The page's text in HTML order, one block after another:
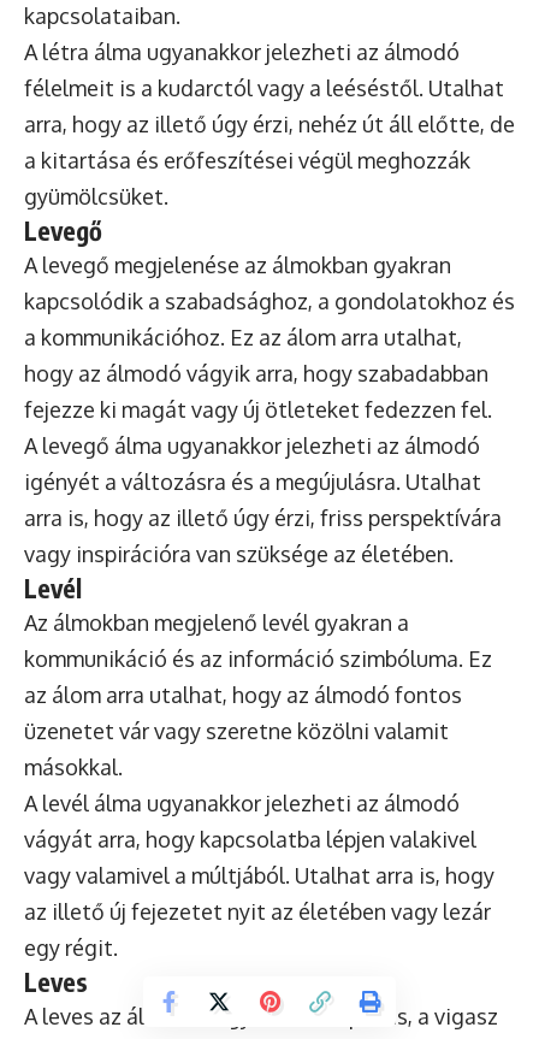
kapcsolataiban.
A létra álma ugyanakkor jelezheti az álmodó
félelmeit is a kudarctól vagy a leéséstől. Utalhat
arra, hogy az illető úgy érzi, nehéz út áll előtte, de
a kitartása és erőfeszítései végül meghozzák
gyümölcsüket.
Levegő
A levegő megjelenése az álmokban gyakran
kapcsolódik a szabadsághoz, a gondolatokhoz és
a kommunikációhoz. Ez az álom arra utalhat,
hogy az álmodó vágyik arra, hogy szabadabban
fejezze ki magát vagy új ötleteket fedezzen fel.
A levegő álma ugyanakkor jelezheti az álmodó
igényét a változásra és a megújulásra. Utalhat
arra is, hogy az illető úgy érzi, friss perspektívára
vagy inspirációra van szüksége az életében.
Levél
Az álmokban megjelenő levél gyakran a
kommunikáció és az információ szimbóluma. Ez
az álom arra utalhat, hogy az álmodó fontos
üzenetet vár vagy szeretne közölni valamit
másokkal.
A levél álma ugyanakkor jelezheti az álmodó
vágyát arra, hogy kapcsolatba lépjen valakivel
vagy valamivel a múltjából. Utalhat arra is, hogy
az illető új fejezetet nyit az életében vagy lezár
egy régit.
Leves
A leves az álmokban gyakran a táplálás, a vigasz